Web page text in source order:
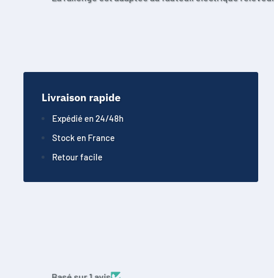
Livraison rapide
Expédié en 24/48h
Stock en France
Retour facile